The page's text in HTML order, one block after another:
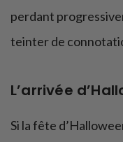
perdant
teinter de
L’arrivée
Si la fête